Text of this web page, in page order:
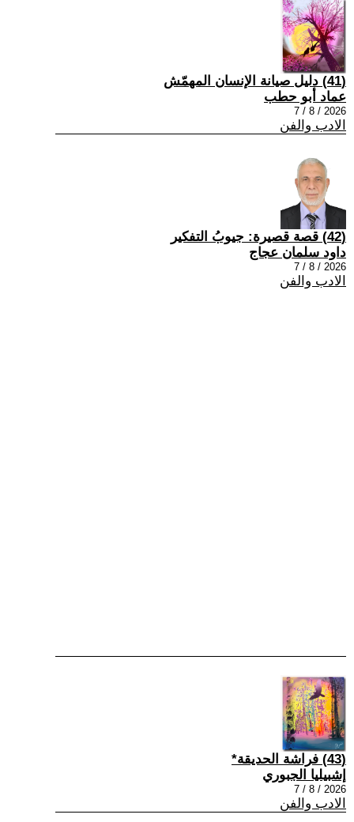
(41) دليل صيانة الإنسان المهمّش
عماد أبو حطب
2026 / 8 / 7
الادب والفن
(42) قصة قصيرة: جيوبُ التفكير
داود سلمان عجاج
2026 / 8 / 7
الادب والفن
(43) فراشة الحديقة*
إشبيليا الجبوري
2026 / 8 / 7
الادب والفن